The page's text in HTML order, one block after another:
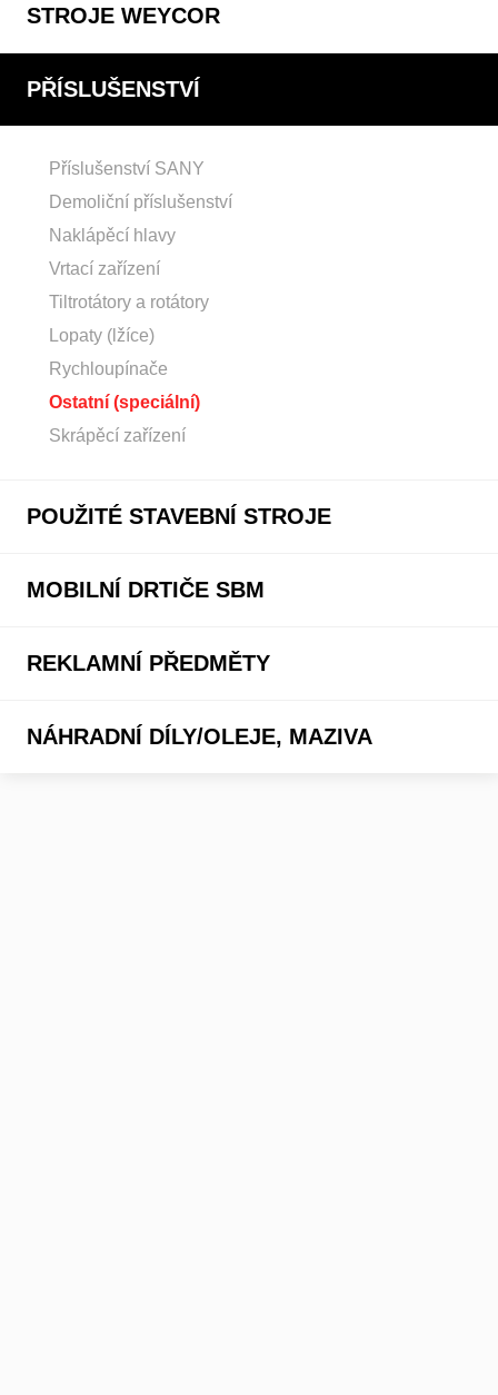
STROJE WEYCOR
PŘÍSLUŠENSTVÍ
Příslušenství SANY
Demoliční příslušenství
Naklápěcí hlavy
Vrtací zařízení
Tiltrotátory a rotátory
Lopaty (lžíce)
Rychloupínače
Ostatní (speciální)
Skrápěcí zařízení
POUŽITÉ STAVEBNÍ STROJE
MOBILNÍ DRTIČE SBM
REKLAMNÍ PŘEDMĚTY
NÁHRADNÍ DÍLY/OLEJE, MAZIVA